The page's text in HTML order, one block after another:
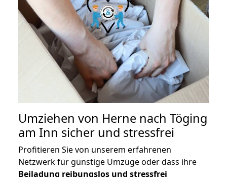
Umziehen von Herne nach Töging
am Inn sicher und stressfrei
Profitieren Sie von unserem erfahrenen
Netzwerk für günstige Umzüge oder dass ihre
Beiladung reibungslos und stressfrei